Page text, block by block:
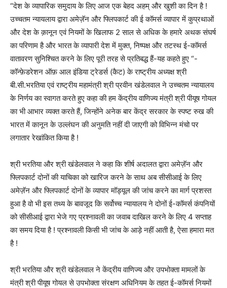
“देश के व्यापारिक समुदाय के लिए आज एक बेहद अहम् और खुशी का दिन है !
उच्चतम न्यायलाय द्वारा अमेज़ॅन और फ्लिपकार्ट की ई कॉमर्स व्यापार में कुप्रथाओं
और देश के क़ानून एवं नियमों के खिलाफ 2 साल से अधिक के हमारे अथक संघर्ष
का परिणाम है और भारत के व्यापारी देश में मुक्त, निष्पक्ष और तटस्थ ई-कॉमर्स
वातावरण सुनिश्चित करने के लिए पूरी तरह से प्रतिबद्ध हैं-यह कहते हुए “-
कॉन्फ़ेडरेशन ऑफ़ आल इंडिया ट्रेडर्स (कैट) के राष्ट्रीय अध्यक्ष श्री
बी.सी.भरतिया एवं राष्ट्रीय महामंत्री श्री प्रवीन खंडेलवाल ने उच्चतम न्यायालय
के निर्णय का स्वागत करते हुए कहा की हम केंद्रीय वाणिज्य मंत्री श्री पीयूष गोयल
का भी आभार व्यक्त करते हैं, जिन्होंने अनेक बार केंद्र सरकार के स्पष्ट रुख की
भारत में कानून के उल्लंघन की अनुमति नहीं दी जाएगी को विभिन्न मंचो पर
लगातार रेखांकित किया है !
श्री भरतिया और श्री खंडेलवाल ने कहा कि शीर्ष अदालत द्वारा अमेज़ॅन और
फ्लिपकार्ट दोनों की याचिका को खारिज करने के साथ अब सीसीआई के लिए
अमेज़ॅन और फ्लिपकार्ट दोनों के व्यापार मॉड्यूल की जांच करने का मार्ग प्रशस्त
हुआ है वो भी इस तथ्य के बावजूद कि सर्वोच्च न्यायालय ने दोनों ई-कॉमर्स कंपनियों
को सीसीआई द्वारा भेजे गए प्रश्नावली का जवाब दाखिल करने के लिए 4 सप्ताह
का समय दिया है ! प्रश्नावली किसी भी जांच के आड़े नहीं आती है, ऐसा हमारा मत
है !
श्री भरतिया और श्री खंडेलवाल ने केंद्रीय वाणिज्य और उपभोक्ता मामलों के
मंत्री श्री पीयूष गोयल से उपभोक्ता संरक्षण अधिनियम के तहत ई-कॉमर्स नियमों